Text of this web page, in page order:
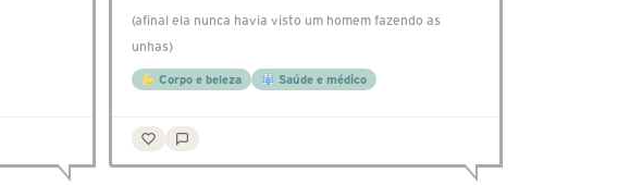
(afinal ela nunca havia visto um homem fazendo as
unhas)
Corpo e beleza Saúde e médico